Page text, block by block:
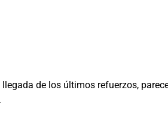
de los últimos refuerzos,